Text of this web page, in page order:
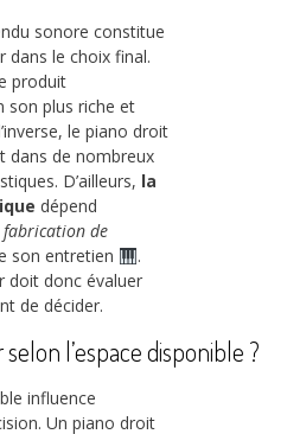
sonore constitue
dans le choix final.
produit
son plus riche et
le piano droit
dans de nombreux
D’ailleurs, la
dépend
de
son entretien
.
doit donc évaluer
de décider.
l’espace disponible ?
influence
Un piano droit